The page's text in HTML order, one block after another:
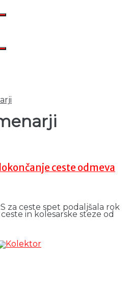
ceste odmeva
za ceste spet podaljšala rok
in kolesarske steze od